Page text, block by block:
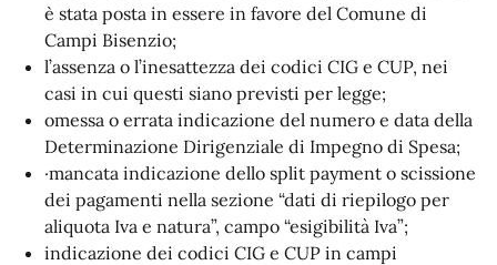
è stata posta in essere in favore del Comune di
Campi Bisenzio;
l’assenza o l’inesattezza dei codici CIG e CUP, nei
casi in cui questi siano previsti per legge;
omessa o errata indicazione del numero e data della
Determinazione Dirigenziale di Impegno di Spesa;
·mancata indicazione dello split payment o scissione
dei pagamenti nella sezione “dati di riepilogo per
aliquota Iva e natura”, campo “esigibilità Iva”;
indicazione dei codici CIG e CUP in campi